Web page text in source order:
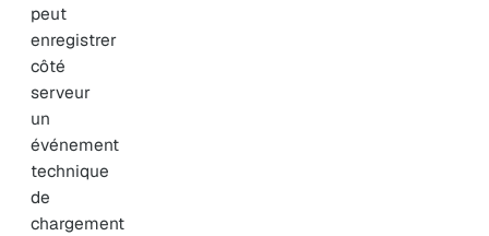
peut
enregistrer
côté
serveur
un
événement
technique
de
chargement